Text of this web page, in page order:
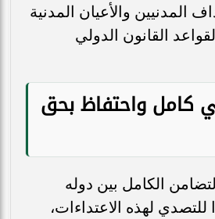
المدنيين والأعيان المدنية
القانون الدولي
كامل واحتفاظ بحق
الكامل بين دوله
لهذه الاعتداءات،